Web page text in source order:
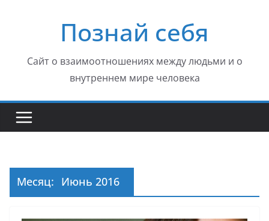
содержимомуПознай себя
Сайт о взаимоотношениях между людьми и о
внутреннем мире человека
Месяц: Июнь 2016